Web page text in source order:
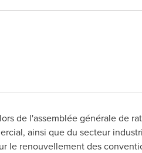
de l'assemblée générale de
ainsi que du secteur
le renouvellement des